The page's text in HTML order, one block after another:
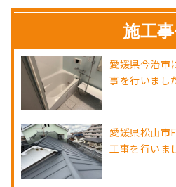
施工事
愛媛県今治市
事を行いまし
愛媛県松山市
工事を行いま